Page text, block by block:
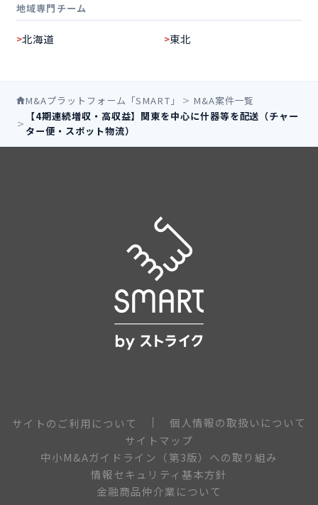
地域専門チーム
北海道 東北
M&Aプラットフォーム「SMART」
M&A案件一覧
【4期連続増収・高収益】関東を中心に什器等を配送（チャー
ター便・スポット物流）
サイトのご利用について
個人情報の取扱いについて
サイトマップ
中小M&Aガイドライン（第3版）への取り組み
情報セキュリティ基本方針
金融商品仲介業について